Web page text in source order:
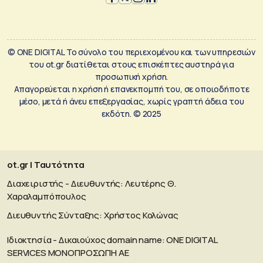
© ONE DIGITAL Το σύνολο του περιεχομένου και των υπηρεσιών
του ot.gr διατίθεται στους επισκέπτες αυστηρά για
προσωπική χρήση.
Απαγορεύεται η χρήση ή επανεκπομπή του, σε οποιοδήποτε
μέσο, μετά ή άνευ επεξεργασίας, χωρίς γραπτή άδεια του
εκδότη. © 2025
ot.gr | Ταυτότητα
Διαχειριστής - Διευθυντής: Λευτέρης Θ.
Χαραλαμπόπουλος
Διευθυντής Σύνταξης: Χρήστος Κολώνας
Ιδιοκτησία - Δικαιούχος domain name: ΟΝΕ DIGITAL
SERVICES MONOΠΡΟΣΩΠΗ ΑΕ